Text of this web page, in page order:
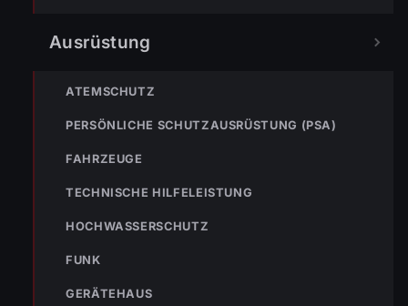
Ausrüstung
ATEMSCHUTZ
PERSÖNLICHE SCHUTZAUSRÜSTUNG (PSA)
FAHRZEUGE
TECHNISCHE HILFELEISTUNG
HOCHWASSERSCHUTZ
FUNK
GERÄTEHAUS
Im Bereich des Marktplatzes kam es zum Überlauf von